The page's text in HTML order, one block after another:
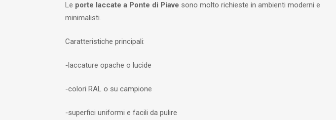
Le porte laccate a Ponte di Piave sono molto richieste in ambienti moderni e
minimalisti.
Caratteristiche principali:
-laccature opache o lucide
-colori RAL o su campione
-superfici uniformi e facili da pulire